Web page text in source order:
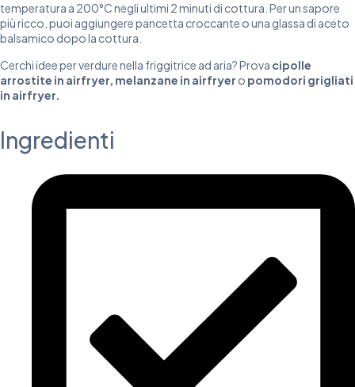
temperatura a 200°C negli ultimi 2 minuti di cottura. Per un sapore
più ricco, puoi aggiungere pancetta croccante o una glassa di aceto
balsamico dopo la cottura.
Cerchi idee per verdure nella friggitrice ad aria? Prova cipolle
arrostite in airfryer melanzane in airfryer o pomodori grigliati
in airfryer
Ingredienti